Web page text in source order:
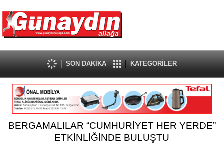
SON DAKİKA KATEGORİLER
BERGAMALILAR “CUMHURİYET HER YERDE”
ETKİNLİĞİNDE BULUŞTU